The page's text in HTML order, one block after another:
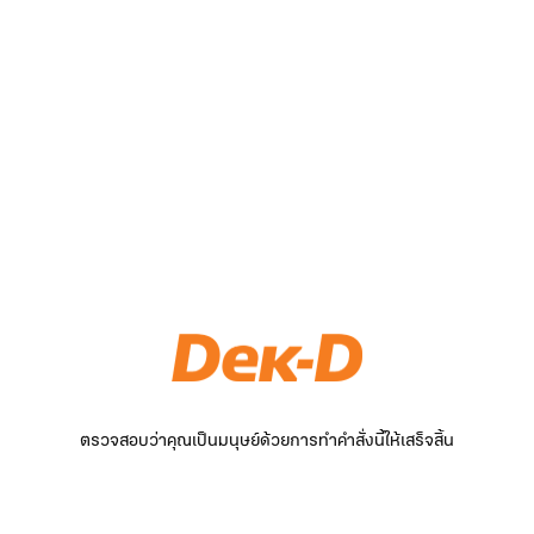
ตรวจสอบว่าคุณเป็นมนุษย์ด้วยการทำคำสั่งนี้ให้เสร็จสิ้น